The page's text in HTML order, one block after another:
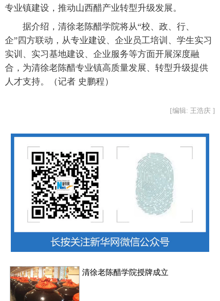
专业镇建设，推动山西醋产业转型升级发展。
据介绍，清徐老陈醋学院将从“校、政、行、
企”四方联动，从专业建设、企业员工培训、学生实习
实训、实习基地建设、企业服务等方面开展深度融
合，为清徐老陈醋专业镇高质量发展、转型升级提供
人才支持。（记者 史鹏程）
[编辑: 王浩庆 ]
清徐老陈醋学院授牌成立